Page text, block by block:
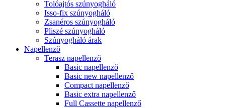
Tolóajtós szúnyogháló
Isso-fix szúnyogháló
Zsanéros szúnyogháló
Pliszé szúnyogháló
Szúnyogháló árak
Napellenző
Terasz napellenző
Basic napellenző
Basic new napellenző
Compact napellenző
Basic extra napellenző
Full Cassette napellenző